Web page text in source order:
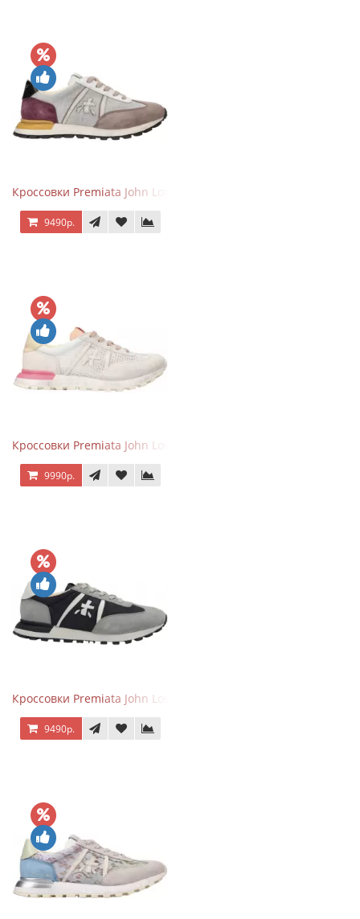
Кроссовки Premiata John Low Gray Brown Purple
9490р.
Кроссовки Premiata John Low Gray Pink
9990р.
Кроссовки Premiata John Low Grey Black
9490р.